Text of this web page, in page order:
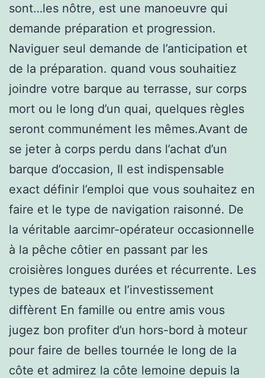
sont…les nôtre, est une manoeuvre qui
demande préparation et progression.
Naviguer seul demande de l’anticipation et
de la préparation. quand vous souhaitiez
joindre votre barque au terrasse, sur corps
mort ou le long d’un quai, quelques règles
seront communément les mêmes.Avant de
se jeter à corps perdu dans l’achat d’un
barque d’occasion, Il est indispensable
exact définir l’emploi que vous souhaitez en
faire et le type de navigation raisonné. De
la véritable aarcimr-opérateur occasionnelle
à la pêche côtier en passant par les
croisières longues durées et récurrente. Les
types de bateaux et l’investissement
diffèrent En famille ou entre amis vous
jugez bon profiter d’un hors-bord à moteur
pour faire de belles tournée le long de la
côte et admirez la côte lemoine depuis la